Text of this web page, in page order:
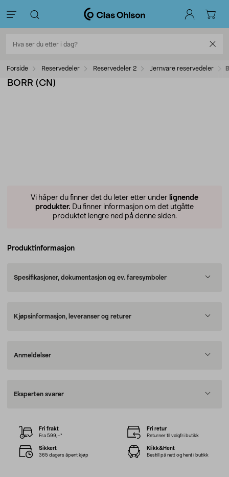
Forside Reservedeler Reservedeler 2 Jernvare reservedeler
BORR (CN)
Vi håper du finner det du leter etter under lignende
produkter. Du finner informasjon om det utgåtte
produktet lengre ned på denne siden.
Produktinformasjon
Spesifikasjoner, dokumentasjon og ev. faresymboler
Kjøpsinformasjon, leveranser og returer
Anmeldelser
Eksperten svarer
Fri frakt
Fra 599,–*
Fri retur
Returner til valgfri butikk
Sikkert
365 dagers åpent kjøp
Klikk&Hent
Bestill på nett og hent i butikk